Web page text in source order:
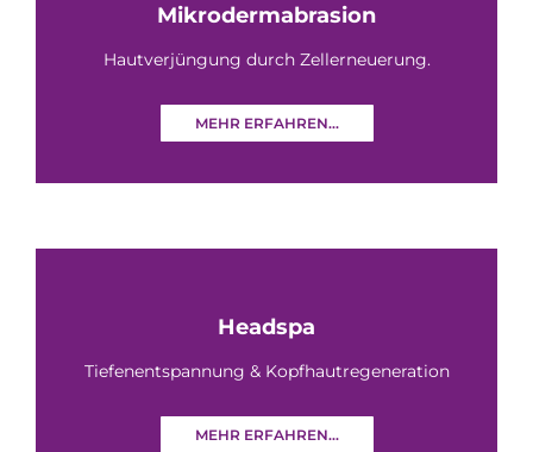
Mikrodermabrasion
Hautverjüngung durch Zellerneuerung.
MEHR ERFAHREN...
Headspa
Tiefenentspannung & Kopfhautregeneration
MEHR ERFAHREN...